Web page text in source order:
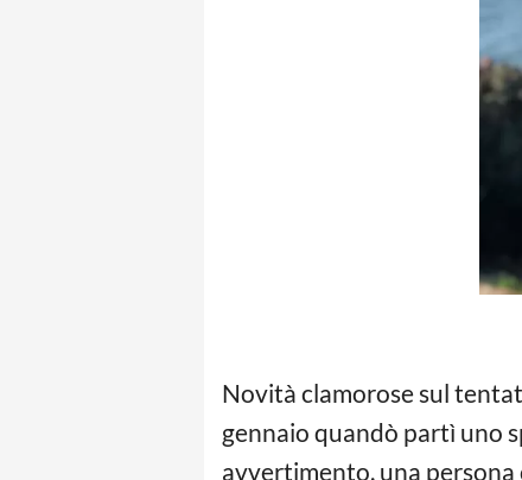
Novità clamorose sul
gennaio quandò partì uno
avvertimento, una persona